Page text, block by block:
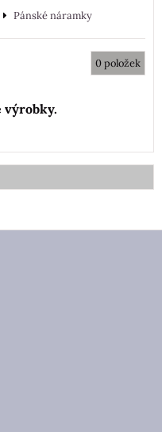
Pánské náramky
0položek